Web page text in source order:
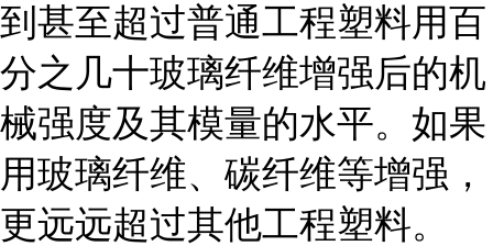
到甚至超过普通工程塑料用百
分之几十玻璃纤维增强后的机
械强度及其模量的水平。如果
用玻璃纤维、碳纤维等增强，
更远远超过其他工程塑料。